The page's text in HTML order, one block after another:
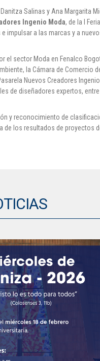
Salinas y Ana Margarita
Ingenio Moda, de la I
impulsar a las marcas y a
el sector Moda en Fenalco
la Cámara de Comercio
Nuevos Creadores
de diseñadores expertos, entre
y reconocimiento de
de los resultados de proyectos